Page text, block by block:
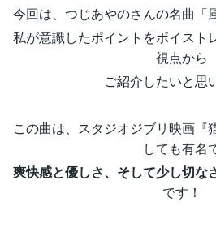
今回は、つじあやのさんの名曲「
私が意識したポイントをボイスト
視点から
ご紹介したいと思
この曲は、スタジオジブリ映画『
しても有名
爽快感と優しさ、そして少し切な
です！